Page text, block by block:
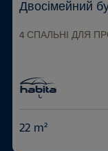
Двосімейний
4 СПАЛЬНІ ДЛЯ
22 m²